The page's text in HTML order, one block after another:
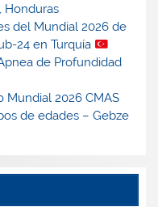
Honduras
del Mundial 2026 de
24 en Turquía
de Profundidad
Mundial 2026 CMAS
de edades – Gebze